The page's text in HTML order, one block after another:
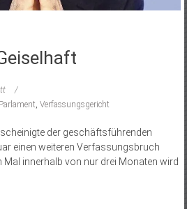
Parlament, Verfassungsgericht
der geschäftsführenden
einen weiteren Verfassungsbruch
innerhalb von nur drei Monaten wird